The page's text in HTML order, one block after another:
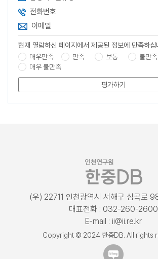
전화번호
이메일
현재 열람하신 페이지에서 제공된 정보에 만족하십
매우만족
만족 보통
불만족
매우 불만족
평가하기
(우) 22711 인천광역시 서해구 심곡로
대표전화 : 032-260-2600
E-mail : ii@ii.re.kr
Copyright © 2024 한중DB. All rights